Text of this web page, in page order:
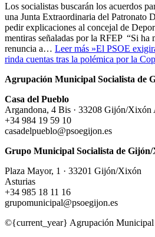
Los socialistas buscarán los acuerdos
una Junta Extraordinaria del Patronato
pedir explicaciones al concejal de
mentiras señaladas por la RFEP “Si ha
renuncia a… Leer más »El PSOE
rinda cuentas tras la polémica por la
Agrupación Municipal Socialista de
Casa del Pueblo
Argandona, 4 Bis · 33208 Gijón/Xixón
+34 984 19 59 10
casadelpueblo@psoegijon.es
Grupo Municipal Socialista de
Plaza Mayor, 1 · 33201 Gijón/Xixón
Asturias
+34 985 18 11 16
grupomunicipal@psoegijon.es
©{current_year} Agrupación